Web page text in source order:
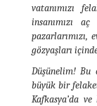
vatanımızı
insanımızı
pazarlarımızı,
gözyaşları
Düşünelim!
büyük bir
Kafkasya’da